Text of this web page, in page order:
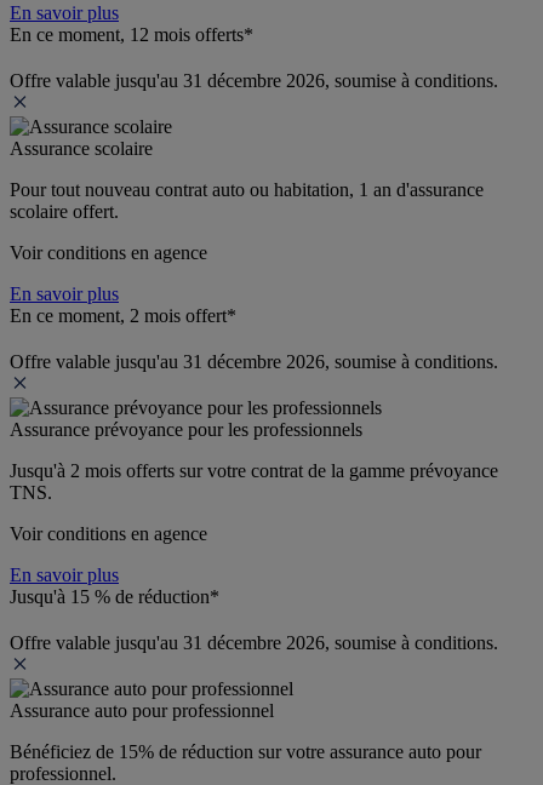
En savoir plus
En ce moment, 12 mois offerts*
Offre valable jusqu'au 31 décembre 2026, soumise à conditions.
Assurance scolaire
Pour tout nouveau contrat auto ou habitation, 1 an d'assurance
scolaire offert.
Voir conditions en agence
En savoir plus
En ce moment, 2 mois offert*
Offre valable jusqu'au 31 décembre 2026, soumise à conditions.
Assurance prévoyance pour les professionnels
Jusqu'à 2 mois offerts sur votre contrat de la gamme prévoyance
TNS.
Voir conditions en agence
En savoir plus
Jusqu'à 15 % de réduction*
Offre valable jusqu'au 31 décembre 2026, soumise à conditions.
Assurance auto pour professionnel
Bénéficiez de 15% de réduction sur votre assurance auto pour
professionnel.